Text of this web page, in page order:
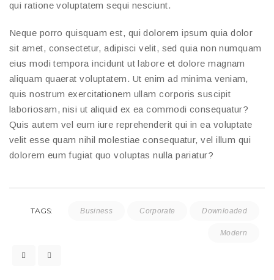
qui ratione voluptatem sequi nesciunt.
Neque porro quisquam est, qui dolorem ipsum quia dolor
sit amet, consectetur, adipisci velit, sed quia non numquam
eius modi tempora incidunt ut labore et dolore magnam
aliquam quaerat voluptatem. Ut enim ad minima veniam,
quis nostrum exercitationem ullam corporis suscipit
laboriosam, nisi ut aliquid ex ea commodi consequatur?
Quis autem vel eum iure reprehenderit qui in ea voluptate
velit esse quam nihil molestiae consequatur, vel illum qui
dolorem eum fugiat quo voluptas nulla pariatur?
TAGS: Business Corporate Downloaded
Modern